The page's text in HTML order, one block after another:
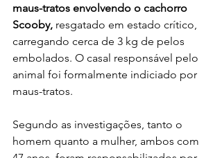
maus-tratos envolvendo o cachorro
Scooby, resgatado em estado crítico,
carregando cerca de 3 kg de pelos
embolados. O casal responsável pelo
animal foi formalmente indiciado por
maus-tratos.
Segundo as investigações, tanto o
homem quanto a mulher, ambos com